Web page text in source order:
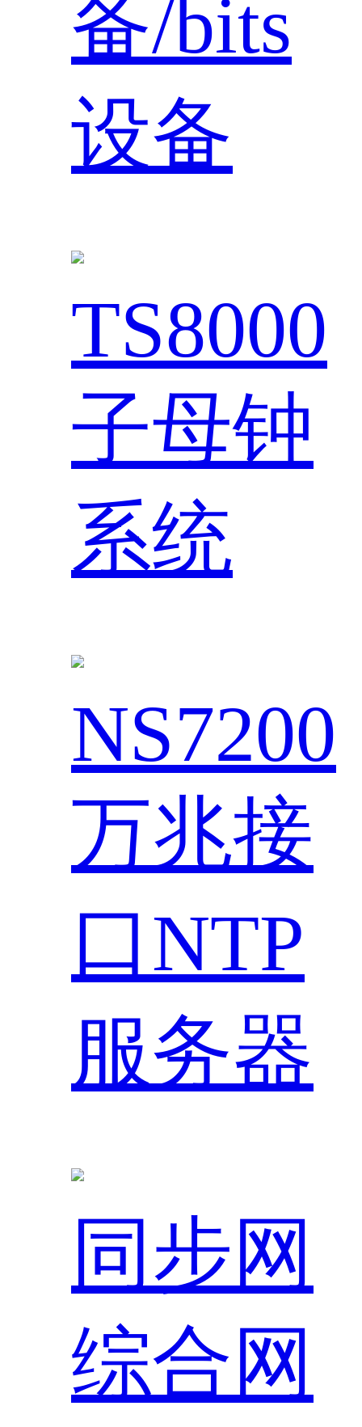
备/bits
设备
TS8000
子母钟
系统
NS7200
万兆接
口NTP
服务器
同步网
综合网